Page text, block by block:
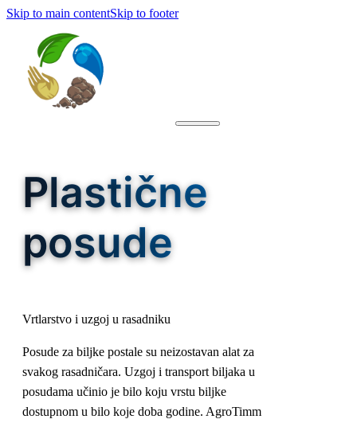
Skip to main contentSkip to footer
Plastične
posude
Vrtlarstvo i uzgoj u rasadniku
Posude za biljke postale su neizostavan alat za
svakog rasadničara. Uzgoj i transport biljaka u
posudama učinio je bilo koju vrstu biljke
dostupnom u bilo koje doba godine. AgroTimm